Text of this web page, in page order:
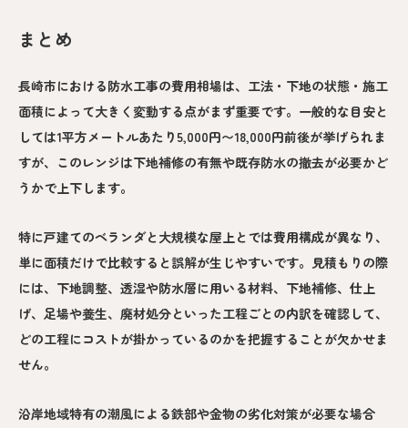
まとめ
長崎市における防水工事の費用相場は、工法・下地の状態・施工
面積によって大きく変動する点がまず重要です。一般的な目安と
しては1平方メートルあたり5,000円〜18,000円前後が挙げられま
すが、このレンジは下地補修の有無や既存防水の撤去が必要かど
うかで上下します。
特に戸建てのベランダと大規模な屋上とでは費用構成が異なり、
単に面積だけで比較すると誤解が生じやすいです。見積もりの際
には、下地調整、透湿や防水層に用いる材料、下地補修、仕上
げ、足場や養生、廃材処分といった工程ごとの内訳を確認して、
どの工程にコストが掛かっているのかを把握することが欠かせま
せん。
沿岸地域特有の潮風による鉄部や金物の劣化対策が必要な場合